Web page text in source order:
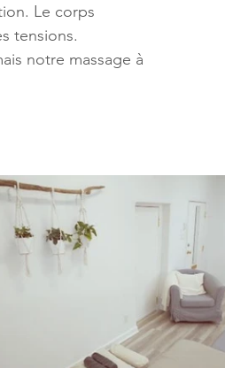
Le corps
tensions.
notre massage à